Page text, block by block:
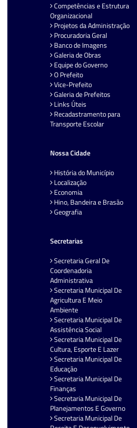
Competências e Estrutura
Organizacional
Projetos da Administração
Procuradoria Geral
Banco de Imagens
Galeria de Obras
Equipe do Governo
O Prefeito
Vice-Prefeito
Galeria de Prefeitos
Links Úteis
Recadastramento para
Transporte Escolar
Nossa Cidade
História do Município
Localização
Economia
Hino, Bandeira e Brasão
Geografia
Secretarias
Secretaria Geral De
Coordenadoria
Administrativa
Secretaria Municipal De
Agricultura E Meio
Ambiente
Secretaria Municipal De
Assistência Social
Secretaria Municipal De
Cultura, Esporte E Lazer
Secretaria Municipal De
Educação
Secretaria Municipal De
Finanças
Secretaria Municipal De
Planejamentos E Governo
Secretaria Municipal De